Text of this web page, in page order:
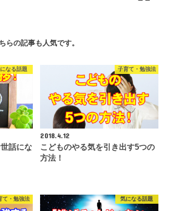
らの記事も人気です。
なる話題
話にな
子育て・勉強法
2018.4.12
こどものやる気を引き出す5つの
方法！
て・勉強法 気になる話題